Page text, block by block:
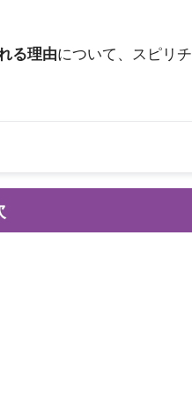
る理由について、スピリ